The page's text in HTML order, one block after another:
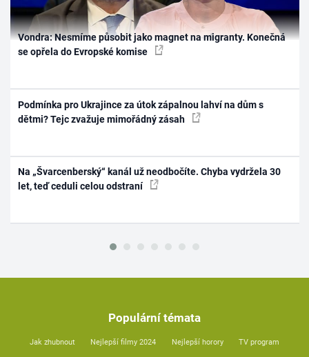
Vondra: Nesmíme působit jako magnet na migranty. Konečná
se opřela do Evropské komise
Podmínka pro Ukrajince za útok zápalnou lahví na dům s
dětmi? Tejc zvažuje mimořádný zásah
Na „Švarcenberský“ kanál už neodbočíte. Chyba vydržela 30
let, teď ceduli celou odstraní
Populární témata
Jak zhubnout Nejlepší filmy 2024 Nejlepší horory TV program